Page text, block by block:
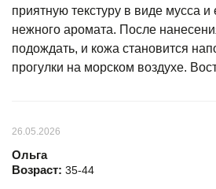
приятную текстуру в виде мусса и
нежного аромата. После
подождать, и кожа становится
прогулки на морском воздухе.
26.05.2026
Ольга
Возраст: 35-44